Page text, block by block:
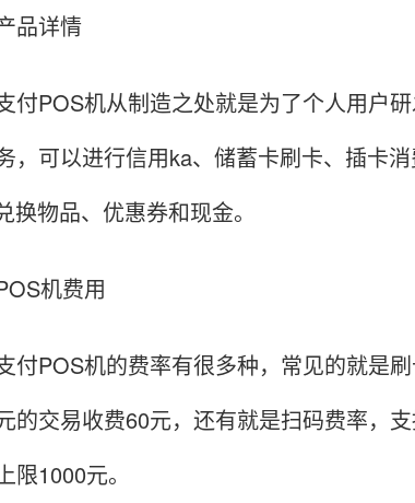
品详情
付POS机从制造之处就是为了个人用户
，可以进行信用ka、储蓄卡刷卡、插卡
换物品、优惠券和现金。
机费用
付POS机的费率有很多种，常见的就是
的交易收费60元，还有就是扫码费率，
限1000元。